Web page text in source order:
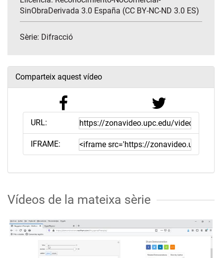
SinObraDerivada 3.0 España (CC BY-NC-ND 3.0 ES)
Sèrie: Difracció
Comparteix aquest vídeo
URL:
IFRAME:
Vídeos de la mateixa sèrie